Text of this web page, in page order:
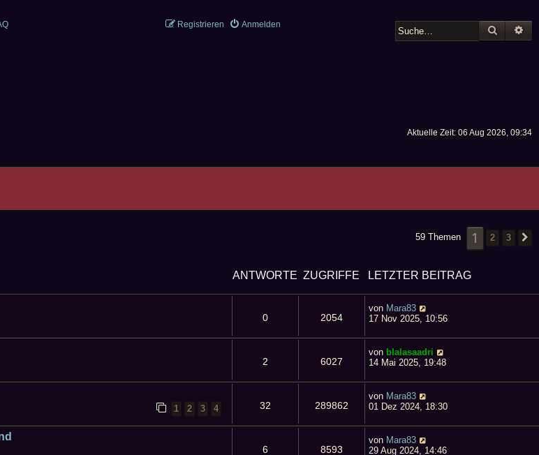
Anmelden
Registrieren
SUCHE
Aktuelle Zeit: 06 Aug 2026, 09:34
59 Themen 1 2 3
ANTWORTE
N
ZUGRIFFE LETZTER BEITRAG
0 2054
von Mara83
17 Nov 2025, 10:56
2 6027
von blalasaadri
14 Mai 2025, 19:48
1 2 3 4 32 289862
von Mara83
01 Dez 2024, 18:30
6 8593
von Mara83
29 Aug 2024, 14:46